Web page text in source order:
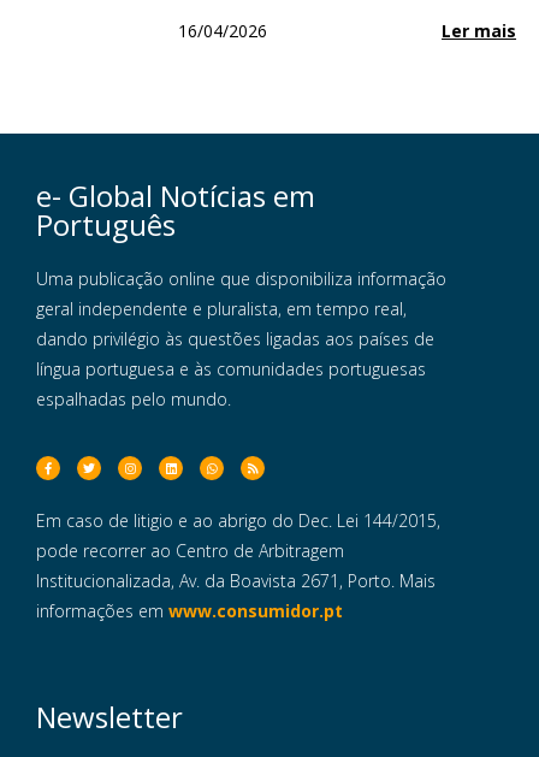
16/04/2026 Ler mais
e- Global Notícias em
Português
Uma publicação online que disponibiliza informação
geral independente e pluralista, em tempo real,
dando privilégio às questões ligadas aos países de
língua portuguesa e às comunidades portuguesas
espalhadas pelo mundo.
Em caso de litigio e ao abrigo do Dec. Lei 144/2015,
pode recorrer ao Centro de Arbitragem
Institucionalizada, Av. da Boavista 2671, Porto. Mais
informações em www.consumidor.pt
Newsletter